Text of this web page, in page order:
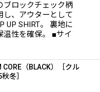
ブロックチェック柄
し、アウターとして
UP SHIRT。 裏地に
温性を確保。 ■サイ
CORE（BLACK）［クル
冬］